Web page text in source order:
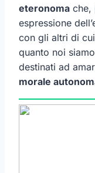
eteronoma che,
espressione
con gli altri di
quanto noi
destinati ad
morale